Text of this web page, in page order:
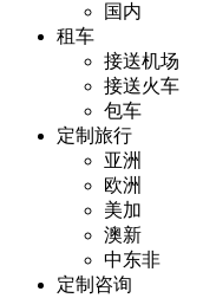
国内
租车
接送机场
接送火车
包车
定制旅行
亚洲
欧洲
美加
澳新
中东非
定制咨询